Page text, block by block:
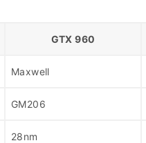
GTX 960
Maxwell
GM206
28nm